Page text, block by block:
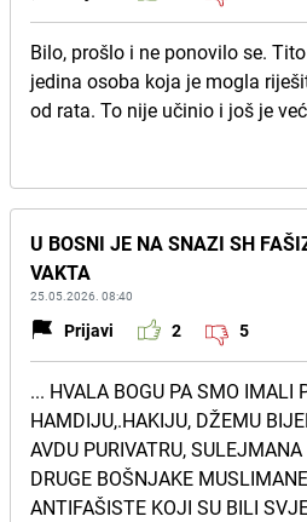
Bilo, prošlo i ne ponovilo se.
jedina osoba koja je mogla
od rata. To nije učinio i još je
U BOSNI JE NA SNAZI SH
VAKTA
25.05.2026. 08:40
Prijavi 2 5
... HVALA BOGU PA SMO IMALI
HAMDIJU,.HAKIJU, DŽEMU
AVDU PURIVATRU,
DRUGE BOŠNJAKE
ANTIFAŠISTE KOJI SU BILI